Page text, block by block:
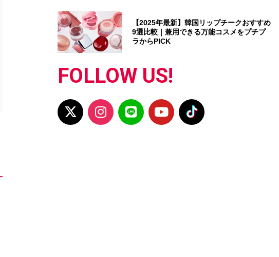
【2025年最新】韓国リップチークおすすめ
9選比較｜兼用できる万能コスメをプチプ
ラからPICK
FOLLOW US!